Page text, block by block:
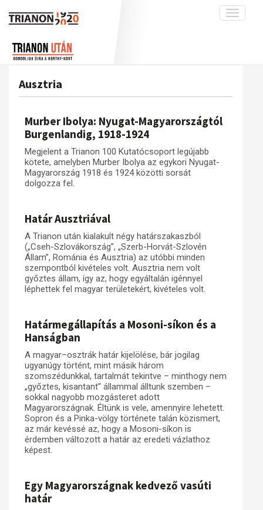
Toggle
A békerendszer megszilárdulása
Galéria
Adatbázis
Emlékművek (feltöltés alatt)
Visszhang
Trianon-kommentár
Dokumentumok
A trianoni szerződés
Műhelymunkák
Ausztria
Murber Ibolya: Nyugat-Magyarországtól
Burgenlandig, 1918-1924
Megjelent a Trianon 100 Kutatócsoport legújabb
kötete, amelyben Murber Ibolya az egykori Nyugat-
Magyarország 1918 és 1924 közötti sorsát
dolgozza fel.
Határ Ausztriával
A Trianon után kialakult négy határszakaszból
(„Cseh-Szlovákország”, „Szerb-Horvát-Szlovén
Állam”, Románia és Ausztria) az utóbbi minden
szempontból kivételes volt. Ausztria nem volt
győztes állam, így az, hogy egyáltalán igénnyel
léphettek fel magyar területekért, kivételes volt.
Határmegállapítás a Mosoni-síkon és a
Hanságban
A magyar–osztrák határ kijelölése, bár jogilag
ugyanúgy történt, mint másik három
szomszédunkkal, tartalmát tekintve – minthogy nem
„győztes, kisantant” állammal álltunk szemben –
sokkal nagyobb mozgásteret adott
Magyarországnak. Éltünk is vele, amennyire lehetett.
Sopron és a Pinka-völgy története talán közismert,
az már kevéssé az, hogy a Mosoni-síkon is
érdemben változott a határ az eredeti vázlathoz
képest.
Egy Magyarországnak kedvező vasúti
határ